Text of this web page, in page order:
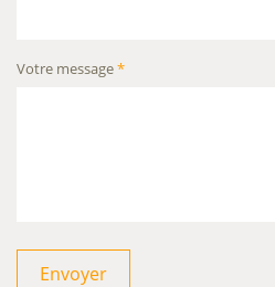
Votre message*
Envoyer